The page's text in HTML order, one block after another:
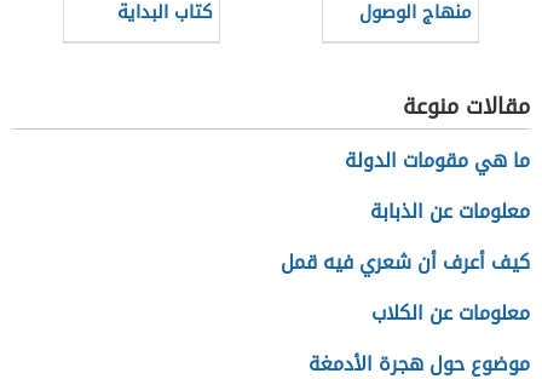
منهاج الوصول
إلى علم الأصول
للبيضاوي
كتاب البداية
والنهاية
مقالات منوعة
ما هي مقومات الدولة
معلومات عن الذبابة
كيف أعرف أن شعري فيه قمل
معلومات عن الكلاب
موضوع حول هجرة الأدمغة